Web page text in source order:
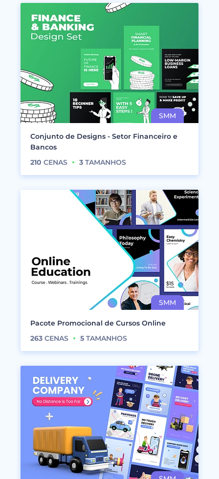
Conjunto de Designs - Setor Financeiro e
Bancos
210 CENAS 3 TAMANHOS
Pacote Promocional de Cursos Online
263 CENAS 5 TAMANHOS